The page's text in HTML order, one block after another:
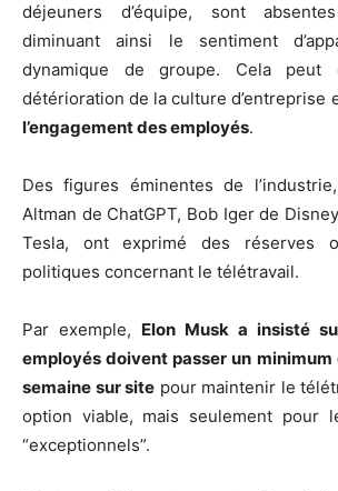
déjeuners d’équipe, sont
diminuant ainsi le sentiment
dynamique de groupe. Cela peut
détérioration de la culture d’entreprise
l’engagement des employés.
Des figures éminentes de
Altman de ChatGPT, Bob Iger de
Tesla, ont exprimé des réserves
politiques concernant le télétravail.
Par exemple, Elon Musk a insisté
employés doivent passer un
semaine sur site pour maintenir le
option viable, mais seulement pour
“exceptionnels”.